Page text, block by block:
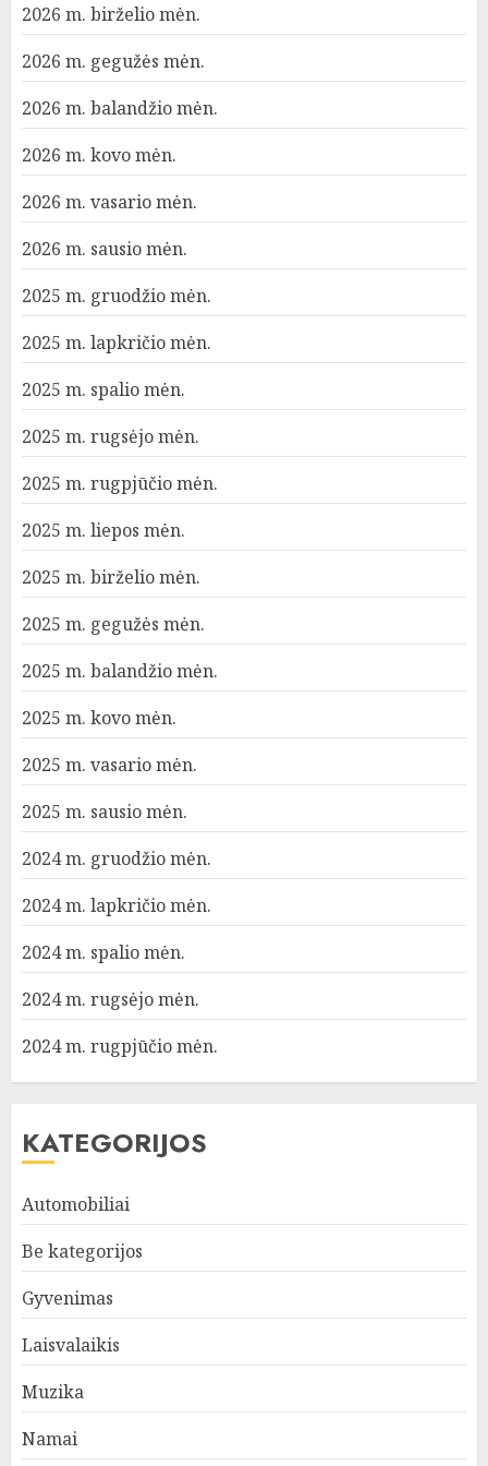
2026 m. birželio mėn.
2026 m. gegužės mėn.
2026 m. balandžio mėn.
2026 m. kovo mėn.
2026 m. vasario mėn.
2026 m. sausio mėn.
2025 m. gruodžio mėn.
2025 m. lapkričio mėn.
2025 m. spalio mėn.
2025 m. rugsėjo mėn.
2025 m. rugpjūčio mėn.
2025 m. liepos mėn.
2025 m. birželio mėn.
2025 m. gegužės mėn.
2025 m. balandžio mėn.
2025 m. kovo mėn.
2025 m. vasario mėn.
2025 m. sausio mėn.
2024 m. gruodžio mėn.
2024 m. lapkričio mėn.
2024 m. spalio mėn.
2024 m. rugsėjo mėn.
2024 m. rugpjūčio mėn.
KATEGORIJOS
Automobiliai
Be kategorijos
Gyvenimas
Laisvalaikis
Muzika
Namai